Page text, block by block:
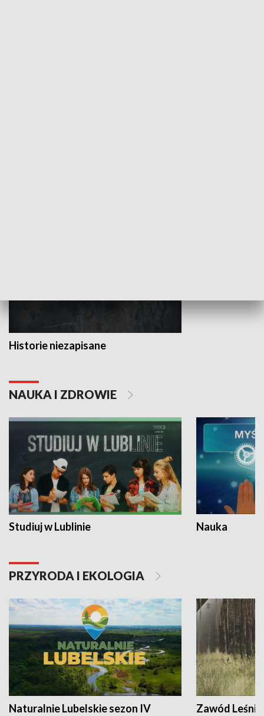
Historie niezapisane
NAUKA I ZDROWIE
Studiuj w Lublinie Nauka
PRZYRODA I EKOLOGIA
Naturalnie Lubelskie sezon IV Zawód Leśnik